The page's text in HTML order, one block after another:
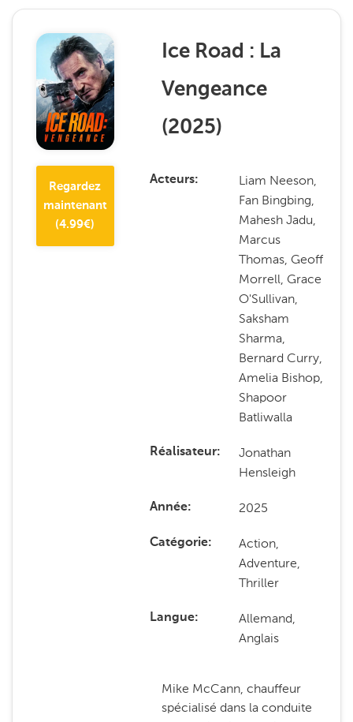
Regardez
maintenant
(4.99€)
Ice Road : La
Vengeance
(2025)
Acteurs
Liam Neeson,
Fan Bingbing,
Mahesh Jadu,
Marcus
Thomas, Geoff
Morrell, Grace
O'Sullivan,
Saksham
Sharma,
Bernard Curry,
Amelia Bishop,
Shapoor
Batliwalla
Réalisateur
Jonathan
Hensleigh
Année 2025
Catégorie
Action,
Adventure,
Thriller
Langue
Allemand,
Anglais
Mike McCann, chauffeur
spécialisé dans la conduite